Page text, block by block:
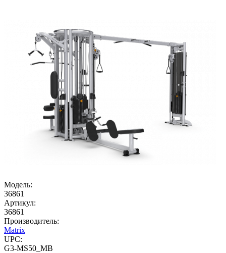
Модель:
36861
Артикул:
36861
Производитель:
Matrix
UPC:
G3-MS50_MB